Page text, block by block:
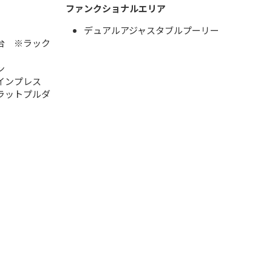
※ラック
ンプレス
ットプルダ
ファンクショナルエリア
デュアルアジャスタブルプーリー